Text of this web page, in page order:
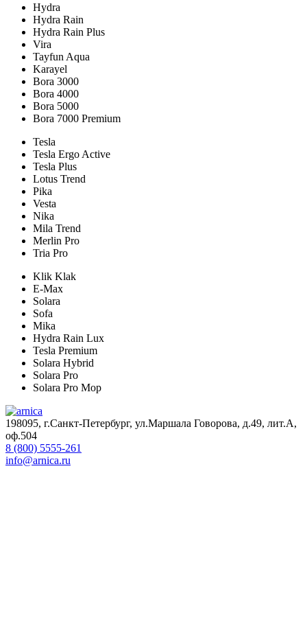
Hydra
Hydra Rain
Hydra Rain Plus
Vira
Tayfun Aqua
Karayel
Bora 3000
Bora 4000
Bora 5000
Bora 7000 Premium
Tesla
Tesla Ergo Active
Tesla Plus
Lotus Trend
Pika
Vesta
Nika
Mila Trend
Merlin Pro
Tria Pro
Klik Klak
E-Max
Solara
Sofa
Mika
Hydra Rain Lux
Tesla Premium
Solara Hybrid
Solara Pro
Solara Pro Mop
198095, г.Санкт-Петербург, ул.Маршала Говорова, д.49, лит.А,
оф.504
8 (800) 5555-261
info@arnica.ru